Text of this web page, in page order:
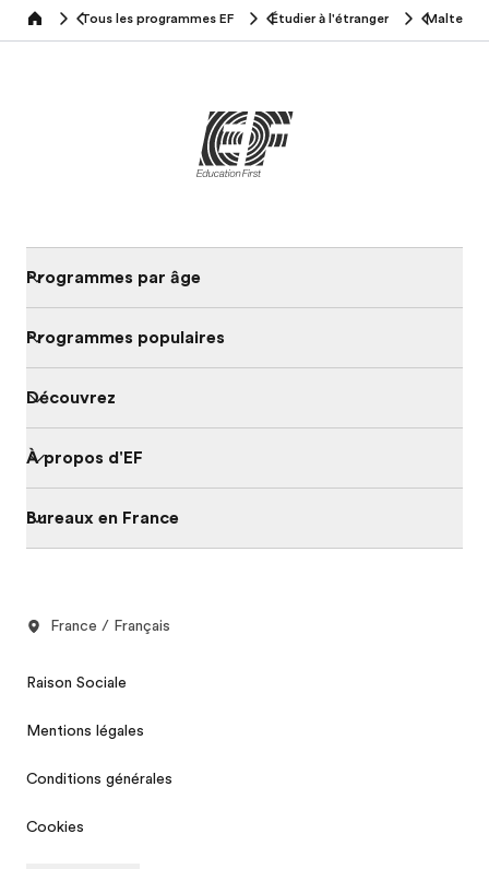
home Tous les programmes EF Étudier à l'étranger Malte
Programmes par âge
Programmes populaires
Découvrez
À propos d'EF
Bureaux en France
France / Français
Raison Sociale
Mentions légales
Conditions générales
Cookies